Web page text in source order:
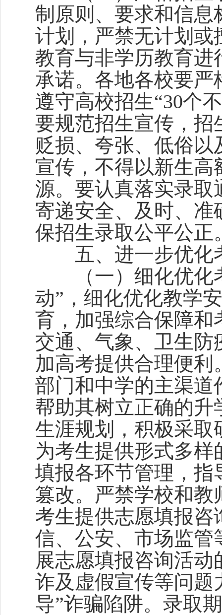
制原则、要求和信息
计划，严禁无计划或
教育与非学历教育进
承诺。各地各校要严
遵守高校招生“30个
要规范招生宣传，招
贬损、夸张、低俗
宣传，不得以新生
源。要认真落实录取
寄递安全、及时、
保招生录取公平公正
五、进一步优化
（一）细化优化考
动”，细化优化教学
育，加强综合保障和
交通、气象、卫生
加高考提供合理便
部门和中学的主渠道
帮助其树立正确的
生涯规划，积极采取
为考生提供形式多
填报各环节管理，指
篡改。严禁学校和
考生提供志愿填报
信、公安、市场监管
展志愿填报咨询活
诈及虚假宣传等问题
导”诈骗陷阱。录取